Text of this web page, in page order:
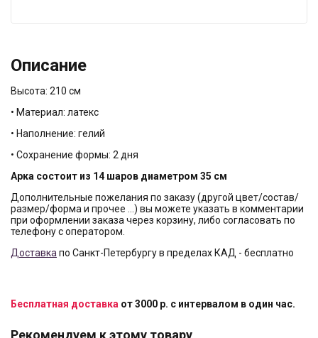
Описание
Высота: 210 см
• Материал: латекс
• Наполнение: гелий
• Сохранение формы: 2 дня
Арка состоит из 14 шаров диаметром 35 см
Дополнительные пожелания по заказу (другой цвет/состав/
размер/форма и прочее …) вы можете указать в комментарии
при оформлении заказа через корзину, либо согласовать по
телефону с оператором.
Доставка по Санкт-Петербургу в пределах КАД - бесплатно
Бесплатная доставка от 3000 р. с интервалом в один час.
Рекомендуем к этому товару